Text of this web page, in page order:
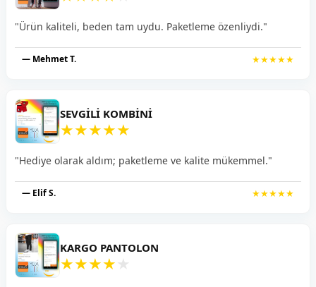
"Ürün kaliteli, beden tam uydu. Paketleme özenliydi."
— Mehmet T. ★★★★★
SEVGILI KOMBINI
★★★★★
"Hediye olarak aldım; paketleme ve kalite mükemmel."
— Elif S. ★★★★★
KARGO PANTOLON
★★★★ ★